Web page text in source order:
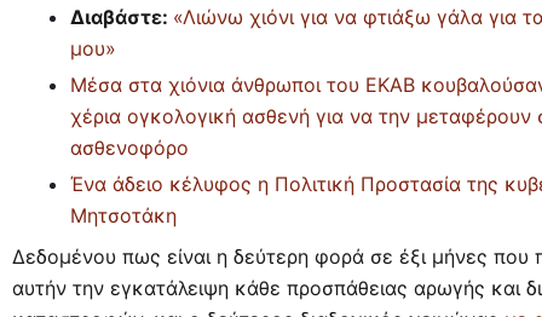
Διαβάστε: «Λιώνω χιόνι για να φτιάξω γάλα για
μου»
Μέσα στα χιόνια άνθρωποι του ΕΚΑΒ
χέρια ογκολογική ασθενή για να την μεταφέρουν
ασθενοφόρο
Ένα άδειο κέλυφος η Πολιτική Προστασία της
Μητσοτάκη
Δεδομένου πως είναι η δεύτερη φορά σε έξι μήνες που
αυτήν την εγκατάλειψη κάθε προσπάθειας αρωγής και